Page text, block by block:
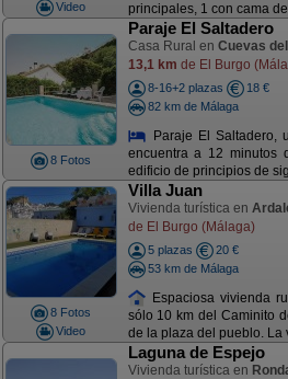
Video
principales, 1 con cama
8 Fotos
Paraje El Saltadero
Casa Rural en Cuevas
13,1 km de El Burgo
8-16+2 plazas
18 €
82 km de Málaga
Paraje El Saltadero,
encuentra a 12 minutos
edificio de principios de
8 Fotos
Video
Villa Juan
Vivienda turística en
de El Burgo (Málaga)
5 plazas
20 €
53 km de Málaga
Espaciosa vivienda
sólo 10 km del Caminito
de la plaza del pueblo. La
Laguna de Espejo
Vivienda turística en